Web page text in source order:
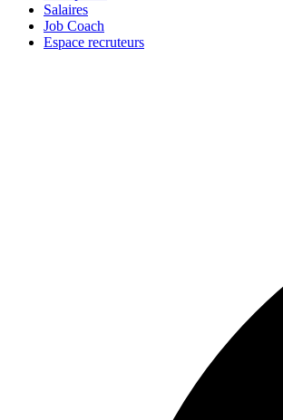
Salaires
Job Coach
Espace recruteurs